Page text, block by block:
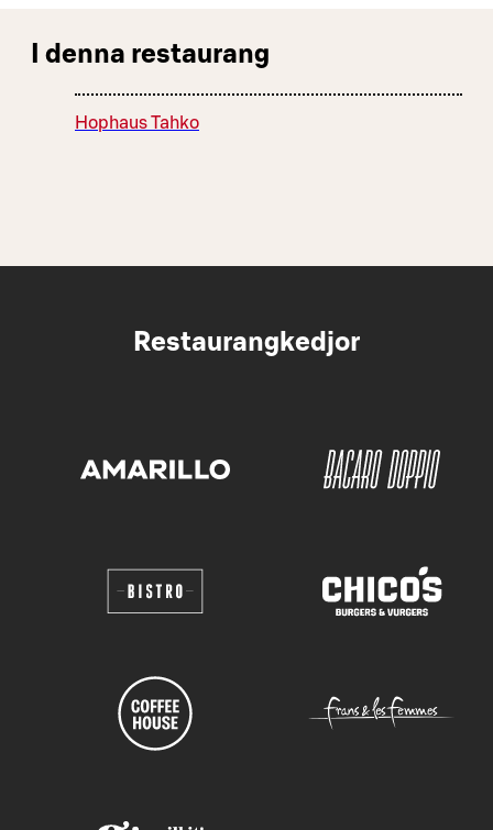
I denna restaurang
Hophaus Tahko
Restaurangkedjor